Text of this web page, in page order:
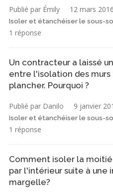
Publié par Émily 12 mars 2016
Isoler et étanchéiser le sous-
1 réponse
Un contracteur a laissé
entre l'isolation des
plancher. Pourquoi ?
Publié par Danilo 9 janvier
Isoler et étanchéiser le sous-
1 réponse
Comment isoler la
par l'intérieur suite à une
margelle?